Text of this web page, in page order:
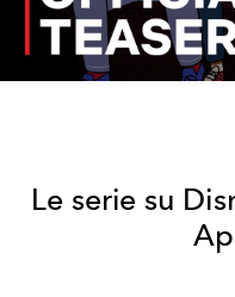
Le serie su